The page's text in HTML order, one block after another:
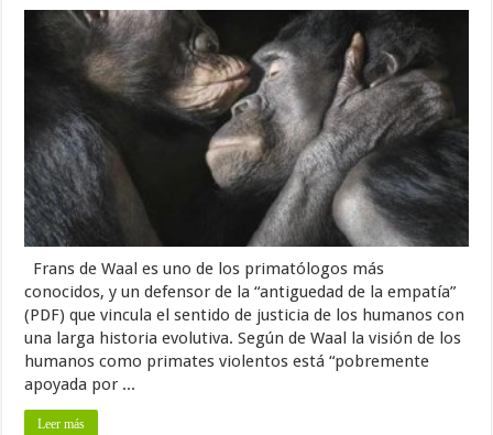
Frans de Waal es uno de los primatólogos más
conocidos, y un defensor de la “antiguedad de la empatía”
(PDF) que vincula el sentido de justicia de los humanos con
una larga historia evolutiva. Según de Waal la visión de los
humanos como primates violentos está “pobremente
apoyada por ...
Leer más